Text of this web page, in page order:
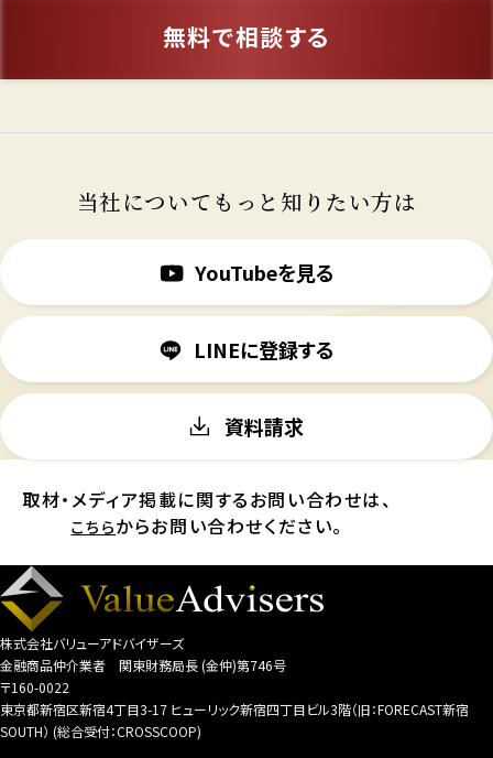
無料で相談する
当社についてもっと知りたい方は
YouTubeを見る
LINEに登録する
資料請求
取材・メディア掲載に関するお問い合わせは、
こちらからお問い合わせください。
株式会社バリューアドバイザーズ
金融商品仲介業者 関東財務局長 (金仲)第746号
〒160-0022
東京都新宿区新宿4丁目3-17 ヒューリック新宿四丁目ビル3階（旧：FORECAST新宿
SOUTH） (総合受付：CROSSCOOP)